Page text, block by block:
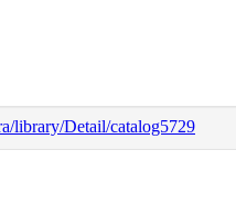
library/Detail/catalog5729